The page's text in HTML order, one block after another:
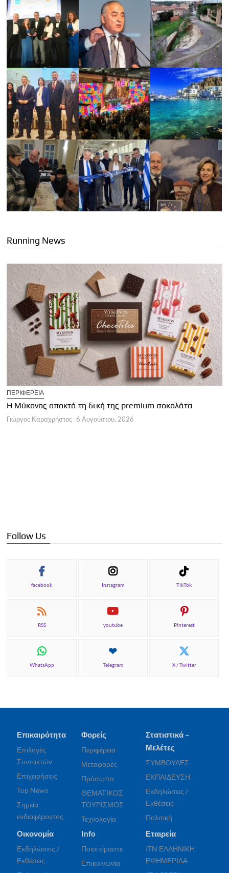
Running News
ΠΕΡΙΦΕΡΕΙΑ
Η Μύκονος αποκτά τη δική της premium σοκολάτα
Γιώργος Καραχρήστος 6 Αυγούστου, 2026
Follow Us
facebook Instagram TikTok
RSS youtube Pinterest
WhatsApp Telegram X / Twitter
Επικαιρότητα
Επιλογές
Συντακτών
Επιχειρήσεις
Top News
Σημεία
ενδιαφέροντος
Φορείς
Περιφέρεια
Μεταφορές
Πρόσωπα
ΘΕΜΑΤΙΚΟΣ
ΤΟΥΡΙΣΜΟΣ
Τεχνολογία
Στατιστικά –
Μελέτες
ΣΥΜΒΟΥΛΕΣ
ΕΚΠΑΙΔΕΥΣΗ
Εκδηλώσεις /
Εκθέσεις
Πολιτική
Οικονομία
Εκδηλώσεις /
Εκθέσεις
Info
Ποιοι είμαστε
Επικοινωνία
Εταιρεία
ITN ΕΛΛΗΝΙΚΗ
ΕΦΗΜΕΡΙΔΑ